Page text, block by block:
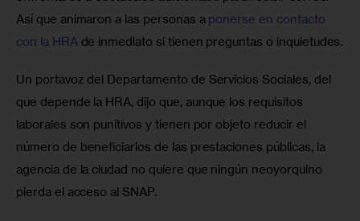
Así que animaron a las personas a ponerse en contacto
con la HRA de inmediato si tienen preguntas o inquietudes.
Un portavoz del Departamento de Servicios Sociales, del
que depende la HRA, dijo que, aunque los requisitos
laborales son punitivos y tienen por objeto reducir el
número de beneficiarios de las prestaciones públicas, la
agencia de la ciudad no quiere que ningún neoyorquino
pierda el acceso al SNAP.